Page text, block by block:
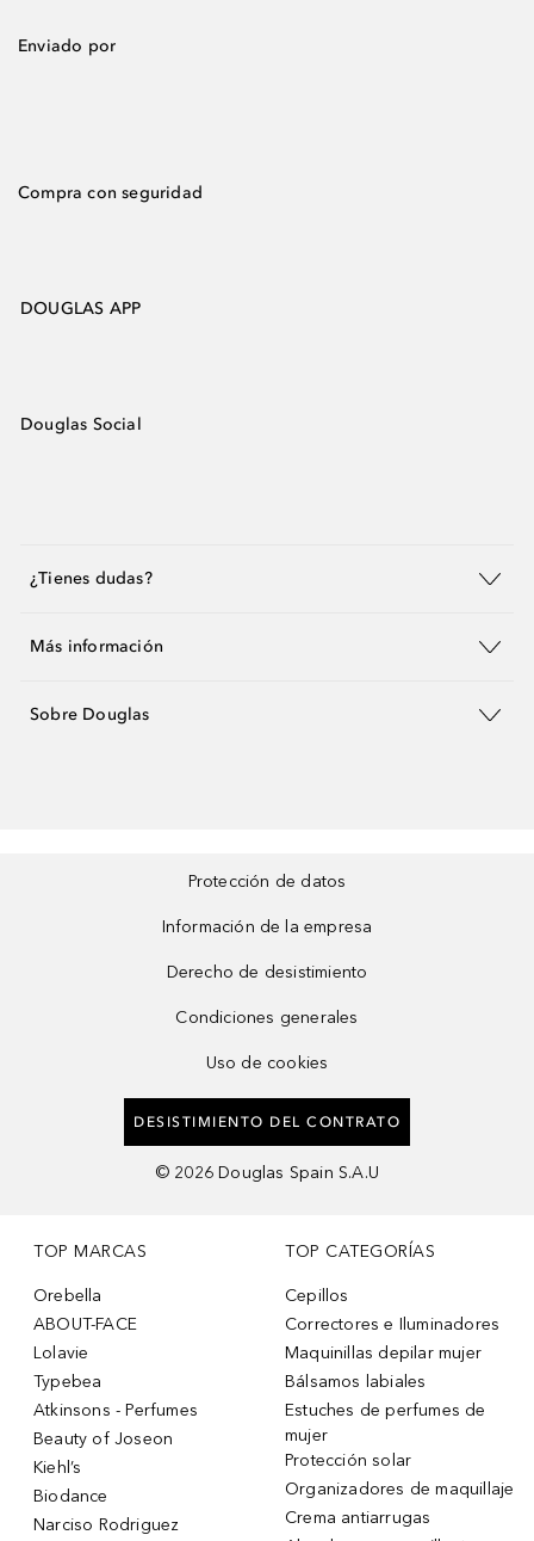
Enviado por
Compra con seguridad
DOUGLAS APP
Douglas Social
¿Tienes dudas?
Más información
Sobre Douglas
Protección de datos
Información de la empresa
Derecho de desistimiento
Condiciones generales
Uso de cookies
DESISTIMIENTO DEL CONTRATO
© 2026 Douglas Spain S.A.U
TOP MARCAS
Orebella
ABOUT-FACE
Lolavie
Typebea
Atkinsons - Perfumes
Beauty of Joseon
Kiehl’s
Biodance
Narciso Rodriguez
TOP CATEGORÍAS
Cepillos
Correctores e Iluminadores
Maquinillas depilar mujer
Bálsamos labiales
Estuches de perfumes de
mujer
Protección solar
Organizadores de maquillaje
Crema antiarrugas